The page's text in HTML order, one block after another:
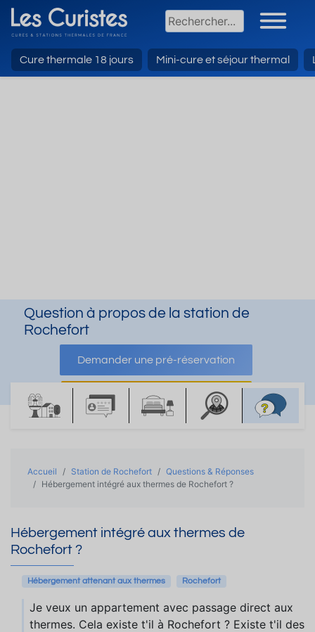
Cure thermale 18 jours Mini-cure et séjour thermal
Question à propos de la station de
Rochefort
Demander une pré-réservation
Demander une documentation
Accueil Station de Rochefort
Questions & Réponses
Hébergement intégré aux thermes de Rochefort ?
Hébergement intégré aux thermes de
Rochefort ?
Hébergement attenant aux thermes Rochefort
Je veux un appartement avec passage direct aux
thermes. Cela existe t'il à Rochefort ? Existe t'il des